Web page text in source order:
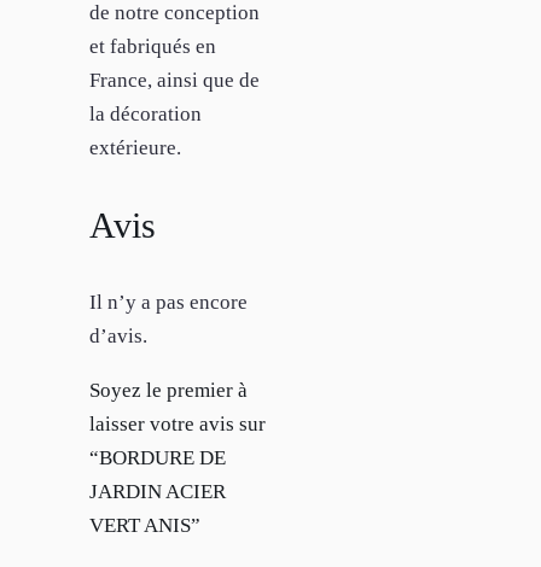
de notre conception
et fabriqués en
France, ainsi que de
la décoration
extérieure.
Avis
Il n’y a pas encore
d’avis.
Soyez le premier à
laisser votre avis sur
“BORDURE DE
JARDIN ACIER
VERT ANIS”